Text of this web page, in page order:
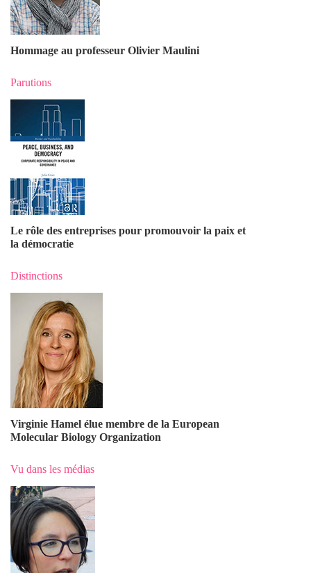
Hommage au professeur Olivier Maulini
Parutions
Le rôle des entreprises pour promouvoir la paix et
la démocratie
Distinctions
Virginie Hamel élue membre de la European
Molecular Biology Organization
Vu dans les médias